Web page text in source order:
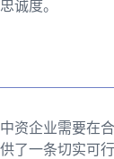
诚度。
资企业需要在
了一条切实可